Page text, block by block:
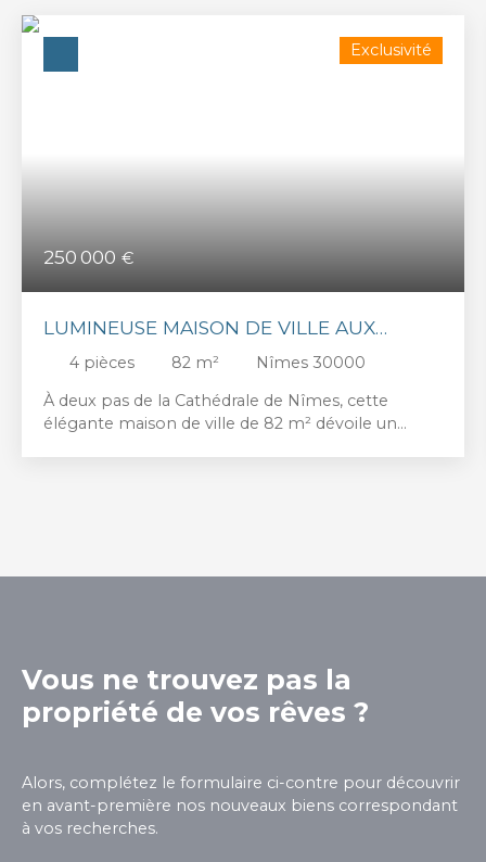
250 000 €
Exclusivité
LUMINEUSE MAISON DE VILLE AUX
ACCENTS AUTHENTIQUES
4 pièces 82 m²
Nîmes 30000
À deux pas de la Cathédrale de Nîmes, cette
élégante maison de ville de 82 m² dévoile un
matériaux d’origine confèrent à ce bien un
Vous ne trouvez pas la
propriété de vos rêves ?
Alors, complétez le formulaire ci-contre pour découvrir
en avant-première nos nouveaux biens correspondant
à vos recherches.